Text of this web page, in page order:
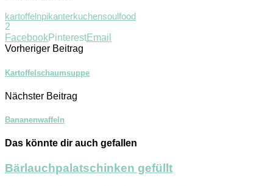
kartoffelnpikanterkuchensoulfood
2
FacebookPinterestEmail
Vorheriger Beitrag
Kartoffelschaumsuppe
Nächster Beitrag
Bananenwaffeln
Das könnte dir auch gefallen
Bärlauchpalatschinken gefüllt